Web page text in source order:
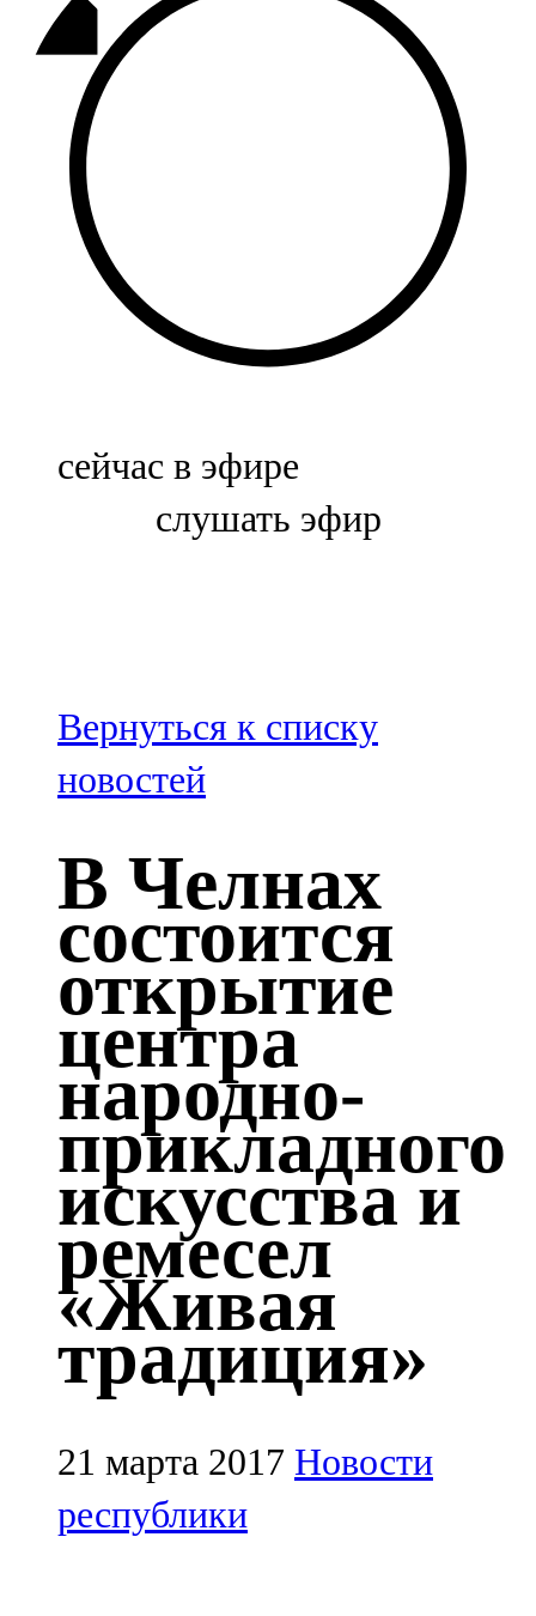
Базарлы матак
107,1 FM
Балык бистәсе
104,9 FM
Баулы
107,5 FM
Биләр
Болгар
100,3 FM
Зәй
106,6 FM
Кадыбаш
105,2 FM
Казан
91,5 FM
Кайбыч
106,1 FM
Кама тамагы
71,51 FM
Кукмара
107,9 FM
Лениногорский
102,1 FM
Мамадыш
106,2 FM
сейчас в эфире
слушать эфир
Вернуться к списку
новостей
В Челнах
состоится
открытие
центра
народно-
прикладного
искусства и
ремесел
«Живая
традиция»
21 марта 2017 Новости
республики